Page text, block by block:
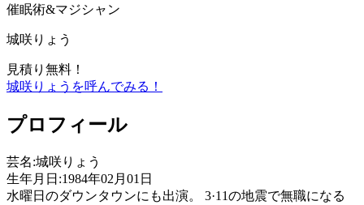
催眠術&マジシャン
城咲りょう
見積り無料！
城咲りょうを呼んでみる！
プロフィール
芸名:城咲りょう
生年月日:1984年02月01日
水曜日のダウンタウンにも出演。 3·11の地震で無職になる